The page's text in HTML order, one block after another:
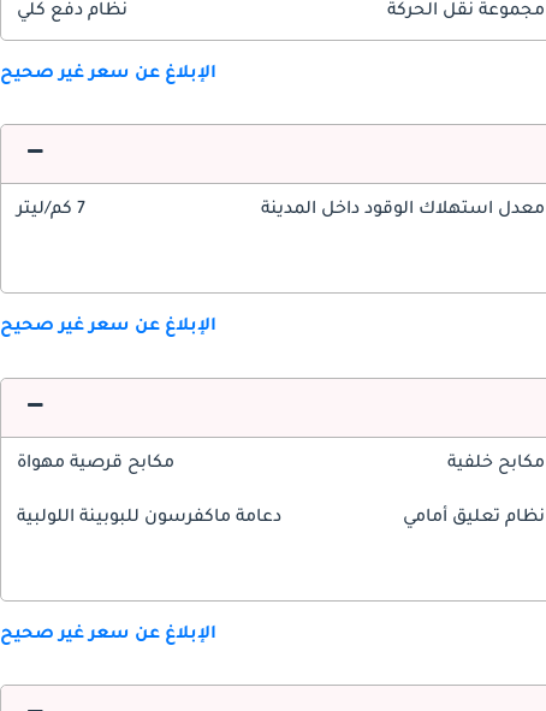
مجموعة نقل الحركة نظام دفع كلي
الإبلاغ عن سعر غير صحيح
معدل استهلاك الوقود داخل المدينة 7 كم/ليتر
الإبلاغ عن سعر غير صحيح
مكابح خلفية مكابح قرصية مهواة
نظام تعليق أمامي دعامة ماكفرسون للبوبينة اللولبية
الإبلاغ عن سعر غير صحيح